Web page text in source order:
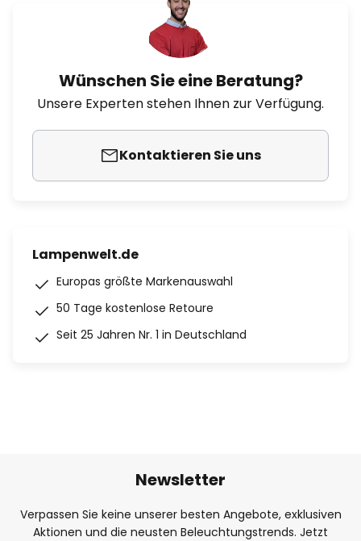
Wünschen Sie eine Beratung?
Unsere Experten stehen Ihnen zur Verfügung.
Kontaktieren Sie uns
Lampenwelt.de
Europas größte Markenauswahl
50 Tage kostenlose Retoure
Seit 25 Jahren Nr. 1 in Deutschland
Newsletter
Verpassen Sie keine unserer besten Angebote, exklusiven
Aktionen und die neusten Beleuchtungstrends. Jetzt